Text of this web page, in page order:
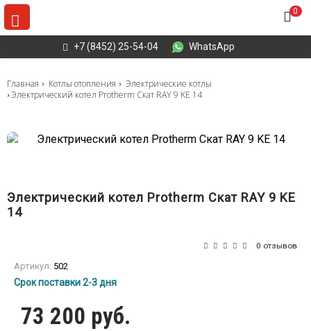
+7 (8452) 25-54-04 WhatsApp
0
Главная Котлы отопления
Электрические котлы
Электрический котел Protherm Скат RAY 9 KE 14
Электрический котел Protherm Скат RAY 9 KE
14
0 отзывов
Артикул: 502
Срок поставки 2-3 дня
73 200 руб.